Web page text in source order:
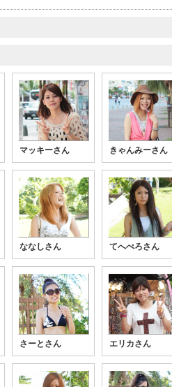
マッキーさん きゃんみーさん
ななしさん てへぺろさん
さーとさん エリカさん